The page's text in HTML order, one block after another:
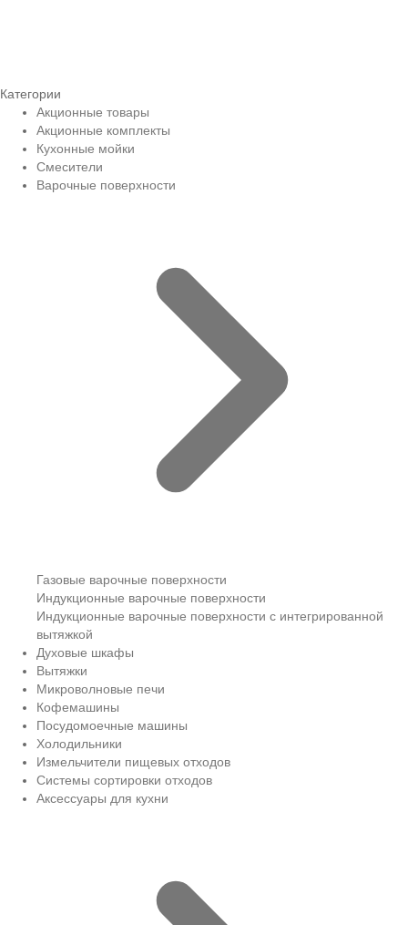
Категории
Акционные товары
Акционные комплекты
Кухонные мойки
Смесители
Варочные поверхности
Газовые варочные поверхности
Индукционные варочные поверхности
Индукционные варочные поверхности с интегрированной
вытяжкой
Духовые шкафы
Вытяжки
Микроволновые печи
Кофемашины
Посудомоечные машины
Холодильники
Измельчители пищевых отходов
Системы сортировки отходов
Аксессуары для кухни